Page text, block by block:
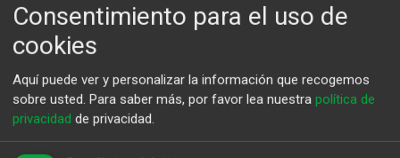
Consentimiento para el uso de
cookies
Aquí puede ver y personalizar la información que recogemos
sobre usted. Para saber más, por favor lea nuestra política de
privacidad de privacidad.